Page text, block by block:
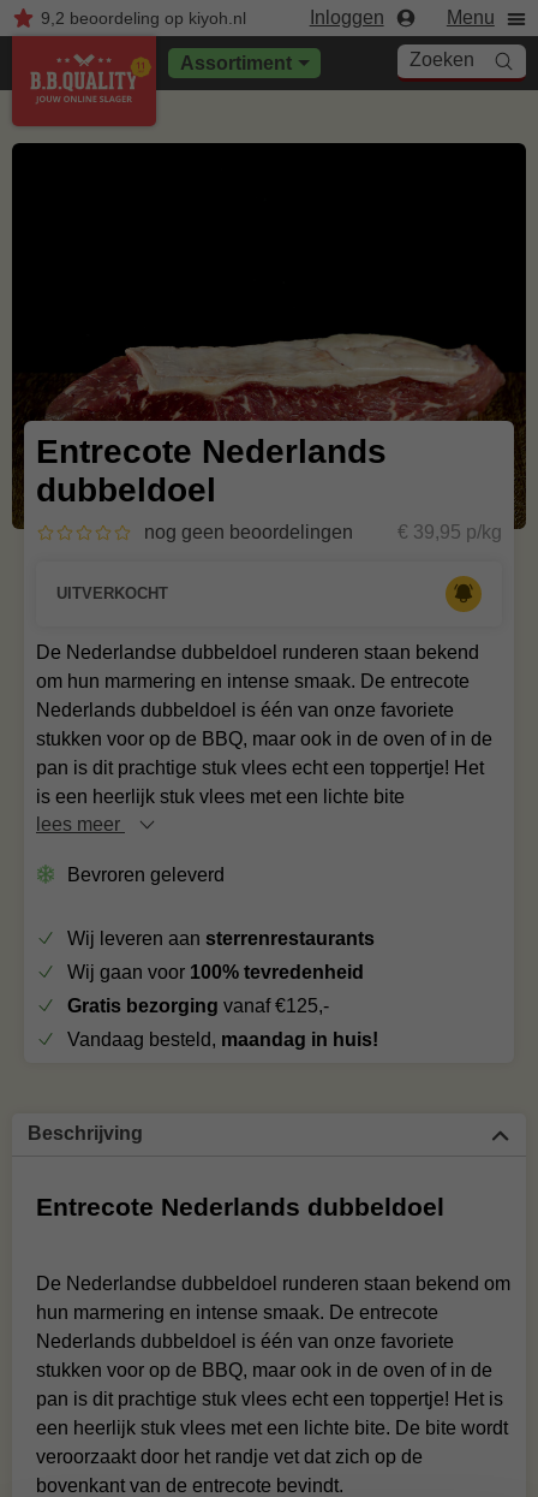
9,2 beoordelingop kiyoh.nl Inloggen Menu
Assortiment Zoeken
Entrecote Nederlands
dubbeldoel
nog geen beoordelingen € 39,95 p/kg
De Nederlandse dubbeldoel runderen staan bekend
om hun marmering en intense smaak. De entrecote
Nederlands dubbeldoel is één van onze favoriete
stukken voor op de BBQ, maar ook in de oven of in de
pan is dit prachtige stuk vlees echt een toppertje! Het
is een heerlijk stuk vlees met een lichte bite
lees meer
Bevroren geleverd
UITVERKOCHT
Wij leveren aan sterrenrestaurants
Wij gaan voor 100% tevredenheid
Gratis bezorging vanaf €125,-
Vandaag besteld, maandag in huis!
Beschrijving
Entrecote Nederlands dubbeldoel
De Nederlandse dubbeldoel runderen staan bekend om
hun marmering en intense smaak. De entrecote
Nederlands dubbeldoel is één van onze favoriete
stukken voor op de BBQ, maar ook in de oven of in de
pan is dit prachtige stuk vlees echt een toppertje! Het is
een heerlijk stuk vlees met een lichte bite. De bite wordt
veroorzaakt door het randje vet dat zich op de
bovenkant van de entrecote bevindt.